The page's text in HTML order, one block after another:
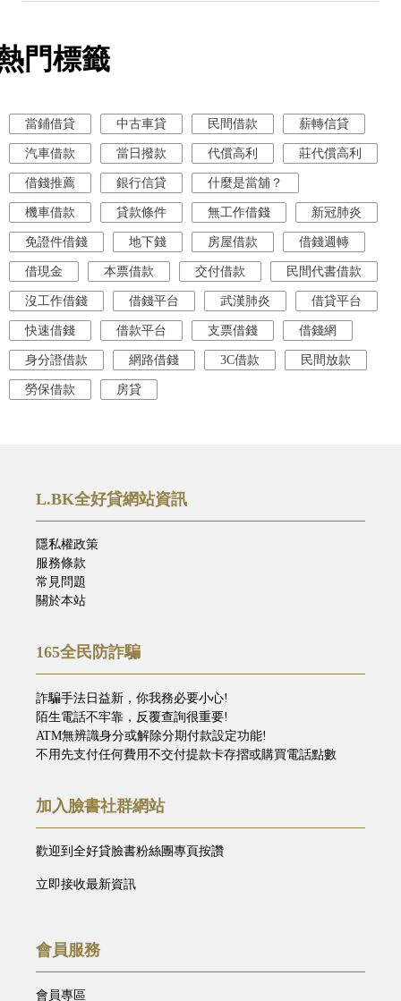
門標籤
當鋪借貸 中古車貸 民間借款 薪轉信貸
汽車借款 當日撥款 代償高利 莊代償高利
借錢推薦 銀行信貸 什麼是當舖？
機車借款 貸款條件 無工作借錢 新冠肺炎
免證件借錢 地下錢 房屋借款 借錢週轉
借現金 本票借款 交付借款 民間代書借款
沒工作借錢 借錢平台 武漢肺炎 借貸平台
快速借錢 借款平台 支票借錢 借錢網
身分證借款 網路借錢 3C借款 民間放款
勞保借款 房貸
L.BK全好貸網站資訊
隱私權政策
服務條款
常見問題
關於本站
165全民防詐騙
詐騙手法日益新，你我務必要小心!
陌生電話不牢靠，反覆查詢很重要!
ATM無辨識身分或解除分期付款設定功能!
不用先支付任何費用不交付提款卡存摺或購買電話點數
加入臉書社群網站
歡迎到全好貸臉書粉絲團專頁按讚
立即接收最新資訊
會員服務
會員專區